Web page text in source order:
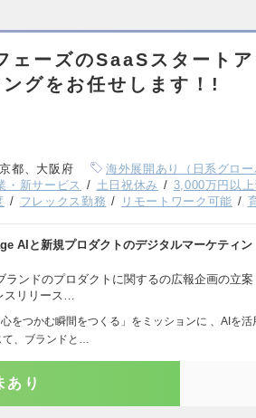
ェーズのSaaSスタート
グをお任せします！!
都、大阪府 海外展開あり（日系グロー
・新サービス 土日祝休み 3,000万円以
フレックス勤務 リモートワーク可能
AIと新規プロダクトのデジタルマーケティン
ンドのプロダクトに関するの広報企画の立案
スリリース…
をつかむ瞬間をつくる」をミッションに 、AIを活
て、ブランドと…
あり